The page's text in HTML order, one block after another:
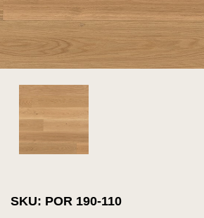
SKU: POR 190-110